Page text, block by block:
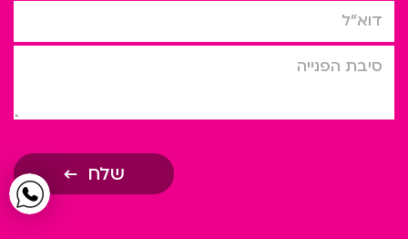
דוא”ל
סיבת הפניה
שלח